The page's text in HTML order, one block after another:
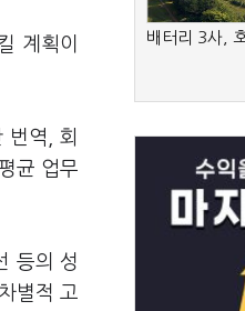
계획이
번역, 회
균 업무
등의 성
별적 고
배터리 3사,